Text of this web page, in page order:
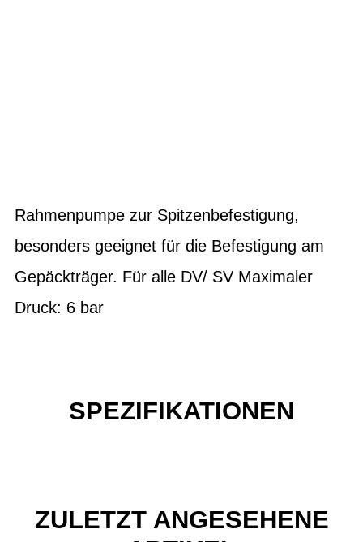
Rahmenpumpe zur Spitzenbefestigung,
besonders geeignet für die Befestigung am
Gepäckträger. Für alle DV/ SV Maximaler
Druck: 6 bar
SPEZIFIKATIONEN
ZULETZT ANGESEHENE